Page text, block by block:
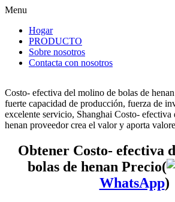
Menu
Hogar
PRODUCTO
Sobre nosotros
Contacta con nosotros
Costo- efectiva del molino de bolas de
fuerte capacidad de producción, fuerza de
excelente servicio, Shanghai Costo-
henan proveedor crea el valor y aporta
Obtener Costo- efectiva
bolas de henan Precio(
WhatsApp)